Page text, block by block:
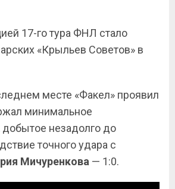
17-го тура ФНЛ стало
«Крыльев Советов» в
месте «Факел» проявил
минимальное
незадолго до
точного удара с
Мичуренкова — 1:0.